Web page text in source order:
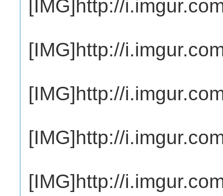
[IMG]http://
[IMG]http://
[IMG]http://
[IMG]http://
[IMG]http://